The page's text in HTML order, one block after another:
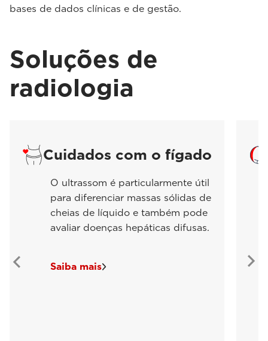
bases de dados clínicas e de gestão.
Soluções de
radiologia
Cuidados com o fígado
O ultrassom é particularmente útil
para diferenciar massas sólidas de
cheias de líquido e também pode
avaliar doenças hepáticas difusas.
Saiba mais